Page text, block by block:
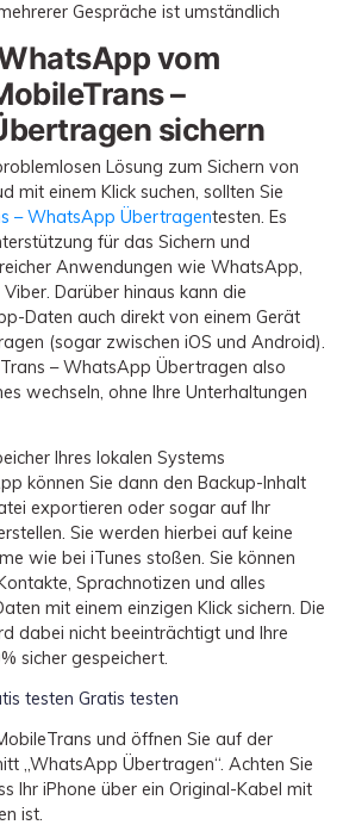
Gespräche ist umständlich
vom
–
sichern
Lösung zum Sichern von
mit einem Klick suchen, sollten Sie
– WhatsApp Übertragentesten. Es
für das Sichern und
Anwendungen wie WhatsApp,
Viber. Darüber hinaus kann die
Daten auch direkt von einem Gerät
(sogar zwischen iOS und Android).
– WhatsApp Übertragen also
wechseln, ohne Ihre Unterhaltungen
Ihres lokalen Systems
können Sie dann den Backup-Inhalt
exportieren oder sogar auf Ihr
Sie werden hierbei auf keine
wie bei iTunes stoßen. Sie können
Sprachnotizen und alles
mit einem einzigen Klick sichern. Die
dabei nicht beeinträchtigt und Ihre
sicher gespeichert.
testen Gratis testen
und öffnen Sie auf der
„WhatsApp Übertragen“. Achten Sie
Ihr iPhone über ein Original-Kabel mit
ist.